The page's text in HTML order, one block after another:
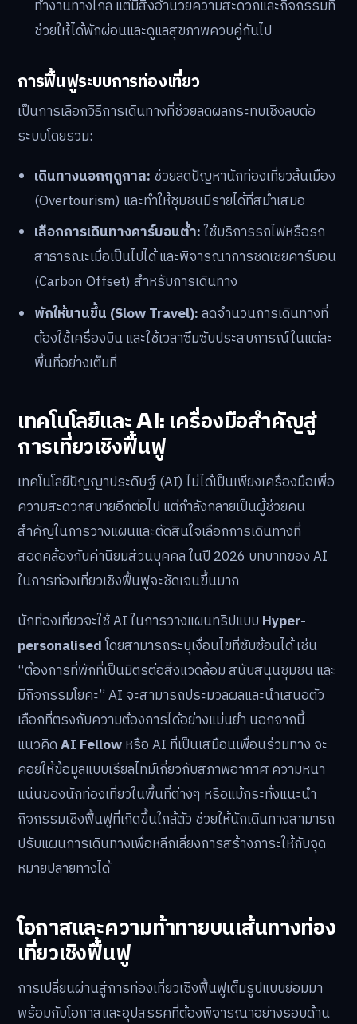
ทำงานทางไกล แต่มีสิ่งอำนวยความสะดวกและกิจกรรมที่
ช่วยให้ได้พักผ่อนและดูแลสุขภาพควบคู่กันไป
การฟื้นฟูระบบการท่องเที่ยว
เป็นการเลือกวิธีการเดินทางที่ช่วยลดผลกระทบเชิงลบต่อ
ระบบโดยรวม:
เดินทางนอกฤดูกาล: ช่วยลดปัญหานักท่องเที่ยวล้นเมือง
(Overtourism) และทำให้ชุมชนมีรายได้ที่สม่ำเสมอ
เลือกการเดินทางคาร์บอนต่ำ:ใช้บริการรถไฟหรือรถ
สาธารณะเมื่อเป็นไปได้ และพิจารณาการชดเชยคาร์บอน
(Carbon Offset) สำหรับการเดินทาง
พักให้นานขึ้น (Slow Travel):ลดจำนวนการเดินทางที่
ต้องใช้เครื่องบิน และใช้เวลาซึมซับประสบการณ์ในแต่ละ
พื้นที่อย่างเต็มที่
เทคโนโลยีและ AI: เครื่องมือสำคัญสู่
การเที่ยวเชิงฟื้นฟู
เทคโนโลยีปัญญาประดิษฐ์ (AI) ไม่ได้เป็นเพียงเครื่องมือเพื่อ
ความสะดวกสบายอีกต่อไป แต่กำลังกลายเป็นผู้ช่วยคน
สำคัญในการวางแผนและตัดสินใจเลือกการเดินทางที่
สอดคล้องกับค่านิยมส่วนบุคคล ในปี 2026 บทบาทของ AI
ในการท่องเที่ยวเชิงฟื้นฟูจะชัดเจนขึ้นมาก
นักท่องเที่ยวจะใช้ AI ในการวางแผนทริปแบบ Hyper-
personalisedโดยสามารถระบุเงื่อนไขที่ซับซ้อนได้ เช่น
“ต้องการที่พักที่เป็นมิตรต่อสิ่งแวดล้อม สนับสนุนชุมชน และ
มีกิจกรรมโยคะ” AI จะสามารถประมวลผลและนำเสนอตัว
เลือกที่ตรงกับความต้องการได้อย่างแม่นยำ นอกจากนี้
แนวคิดAI Fellowหรือ AI ที่เป็นเสมือนเพื่อนร่วมทาง จะ
คอยให้ข้อมูลแบบเรียลไทม์เกี่ยวกับสภาพอากาศ ความหนา
แน่นของนักท่องเที่ยวในพื้นที่ต่างๆ หรือแม้กระทั่งแนะนำ
กิจกรรมเชิงฟื้นฟูที่เกิดขึ้นใกล้ตัว ช่วยให้นักเดินทางสามารถ
ปรับแผนการเดินทางเพื่อหลีกเลี่ยงการสร้างภาระให้กับจุด
หมายปลายทางได้
โอกาสและความท้าทายบนเส้นทางท่อง
เที่ยวเชิงฟื้นฟู
การเปลี่ยนผ่านสู่การท่องเที่ยวเชิงฟื้นฟูเต็มรูปแบบย่อมมา
พร้อมกับโอกาสและอุปสรรคที่ต้องพิจารณาอย่างรอบด้าน